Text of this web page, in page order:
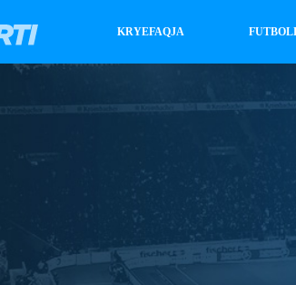
KRYEFAQJA